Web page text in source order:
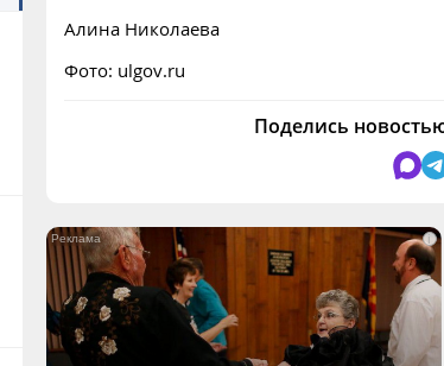
Алина Николаева
Фото: ulgov.ru
Поделись
i